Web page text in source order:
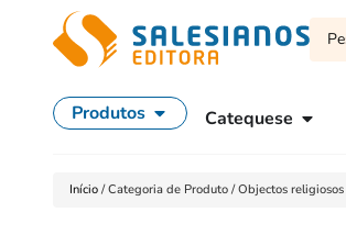
Produtos Catequese
Início /Categoria de Produto /Objectos religiosos